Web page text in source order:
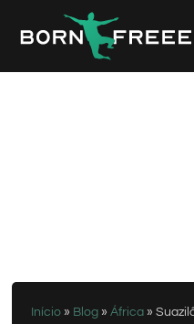
Início » Blog »África »